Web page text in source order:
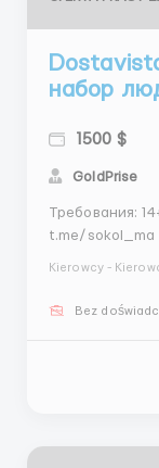
набор
1500 $
GoldPrise
Требования: 14+ пиши нам в телеграмм,
t.me/sokol_ma
Kierowcy -
Bez